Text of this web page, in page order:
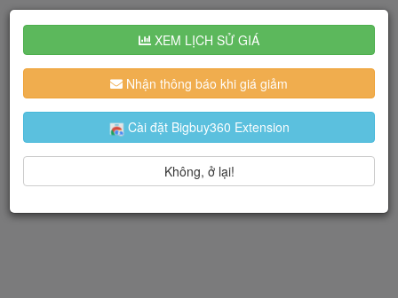
XEM LỊCH SỬ GIÁ
Nhận thông báo khi giá giảm
Cài đặt Bigbuy360 Extension
Không, ở lại!